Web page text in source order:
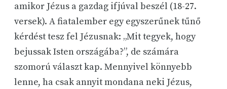
amikor Jézus a gazdag ifjúval beszél (18-27.
versek). A fiatalember egy egyszerűnek tűnő
kérdést tesz fel Jézusnak: „Mit tegyek, hogy
bejussak Isten országába?”, de számára
szomorú választ kap. Mennyivel könnyebb
lenne, ha csak annyit mondana neki Jézus,